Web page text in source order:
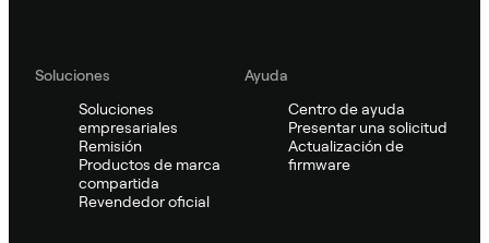
Soluciones
Soluciones
empresariales
Remisión
Productos de marca
compartida
Revendedor oficial
Ayuda
Centro de ayuda
Presentar una solicitud
Actualización de
firmware